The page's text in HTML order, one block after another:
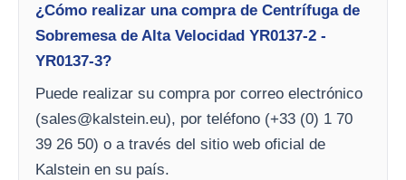
¿Cómo realizar una compra de Centrífuga de
Sobremesa de Alta Velocidad YR0137-2 -
YR0137-3?
Puede realizar su compra por correo electrónico
(sales@kalstein.eu), por teléfono (+33 (0) 1 70
39 26 50) o a través del sitio web oficial de
Kalstein en su país.